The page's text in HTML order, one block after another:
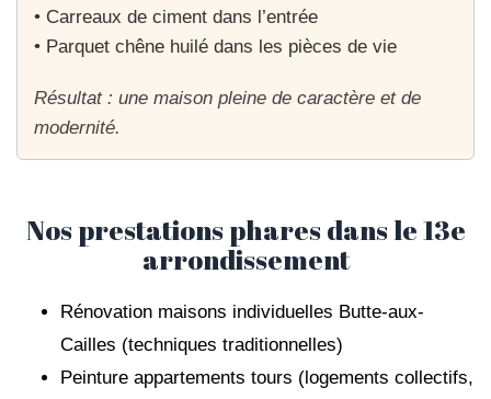
• Carreaux de ciment dans l’entrée
• Parquet chêne huilé dans les pièces de vie
Résultat : une maison pleine de caractère et de
modernité.
Nos prestations phares dans le 13e
arrondissement
Rénovation maisons individuelles Butte-aux-
Cailles (techniques traditionnelles)
Peinture appartements tours (logements collectifs,